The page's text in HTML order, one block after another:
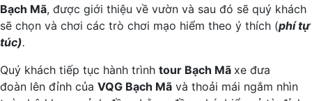
Bạch Mã, được giới thiệu về vườn và sau đó sẽ quý khách
sẽ chọn và chơi các trò chơi mạo hiểm theo ý thích (phí tự
túc).
Quý khách tiếp tục hành trình tour Bạch Mã xe đưa
đoàn lên đỉnh của VQG Bạch Mã và thoải mái ngắm nhìn